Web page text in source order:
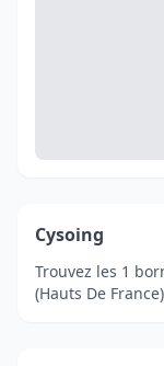
Cysoing
Trouvez les 1
(Hauts De